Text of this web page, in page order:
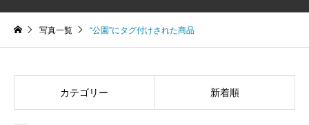
写真一覧 “公園”にタグ付けされた商品
カテゴリー 新着順